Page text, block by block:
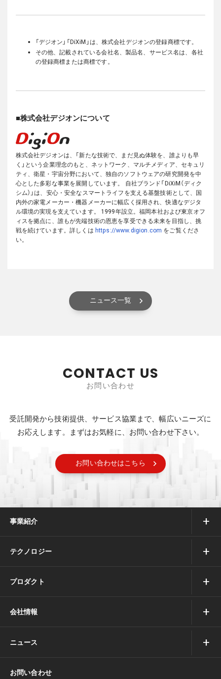
「デジオン」「DiXiM」は、株式会社デジオンの登録商標です。
その他、記載されている会社名、製品名、サービス名は、各社
の登録商標または商標です。
■株式会社デジオンについて
株式会社デジオンは、「新たな技術で、まだ見ぬ体験を、誰よりも早
く」という企業理念のもと、ネットワーク、マルチメディア、セキュリ
ティ、衛星・宇宙分野において、独自のソフトウェアの研究開発を中
心とした多彩な事業を展開しています。
自社ブランド「DiXiM（ディク
シム）」は、安心・安全なスマートライフを支える基盤技術として、国
内外の家電メーカー・機器メーカーに幅広く採用され、快適なデジタ
ル環境の実現を支えています。
1999年設立。福岡本社および東京オフ
ィスを拠点に、誰もが先端技術の恩恵を享受できる未来を目指し、挑
戦を続けています。詳しくは https://www.digion.com をご覧くださ
い。
ニュース一覧
CONTACT US
お問い合わせ
受託開発から技術提供、サービス協業まで、幅広いニーズに
お応えします。 まずはお気軽に、お問い合わせ下さい。
お問い合わせはこちら
事業紹介
テクノロジー
プロダクト
会社情報
ニュース
お問い合わせ